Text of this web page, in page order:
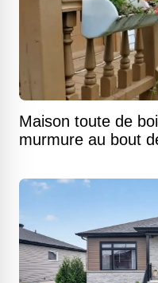
Maison toute de
murmure au bout